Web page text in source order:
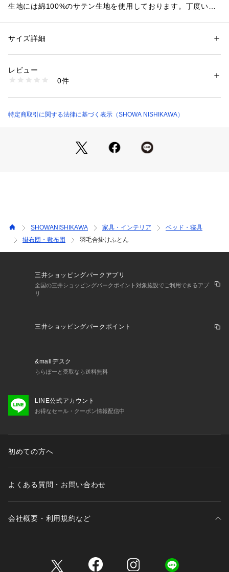
生地には綿100%のサテン生地を使用しております。丁度いい
性別：レディース
素材：側生地：綿100%　詰めもの：ポーランド産ホワイトダックダウン9
生産国：日本
1095700000043
サイズ詳細
レビュー
0件
特定商取引に関する法律に基づく表示（SHOWA NISHIKAWA）
SHOWANISHIKAWA 家具・インテリア
ベッド・寝具
掛布団・敷布団
羽毛合掛けふとん
三井ショッピングパークアプリ
全国の三井ショッピングパークポイント対象施設でご利用できるアプ
リ
三井ショッピングパークポイント
&mallデスク
ららぽーと受取なら送料無料
LINE公式アカウント
お得なセール・クーポン情報配信中
初めての方へ
よくある質問・お問い合わせ
会社概要・利用規約など